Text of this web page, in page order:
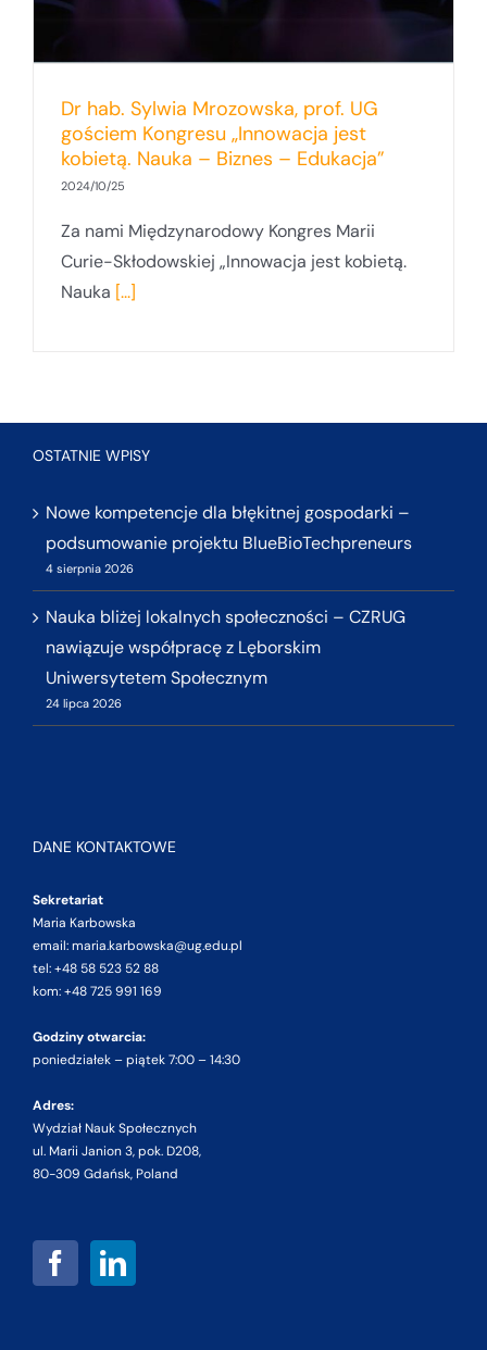
Dr hab. Sylwia Mrozowska, prof. UG
gościem Kongresu „Innowacja jest
kobietą. Nauka – Biznes – Edukacja”
2024/10/25
Za nami Międzynarodowy Kongres Marii
Curie-Skłodowskiej „Innowacja jest kobietą.
Nauka [...]
OSTATNIE WPISY
Nowe kompetencje dla błękitnej gospodarki –
podsumowanie projektu BlueBioTechpreneurs
4 sierpnia 2026
Nauka bliżej lokalnych społeczności – CZRUG
nawiązuje współpracę z Lęborskim
Uniwersytetem Społecznym
24 lipca 2026
DANE KONTAKTOWE
Sekretariat
Maria Karbowska
email: maria.karbowska@ug.edu.pl
tel: +48 58 523 52 88
kom: +48 725 991 169
Godziny otwarcia:
poniedziałek – piątek 7:00 – 14:30
Adres:
Wydział Nauk Społecznych
ul. Marii Janion 3, pok. D208,
80-309 Gdańsk, Poland